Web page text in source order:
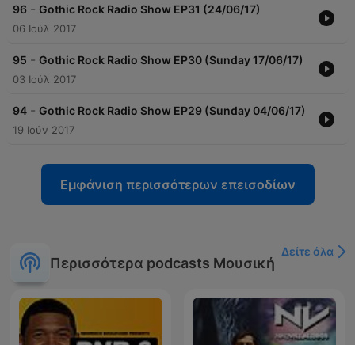
96 - Gothic Rock Radio Show EP31 (24/06/17)
06 Ιούλ 2017
95 - Gothic Rock Radio Show EP30 (Sunday 17/06/17)
03 Ιούλ 2017
94 - Gothic Rock Radio Show EP29 (Sunday 04/06/17)
19 Ιούν 2017
Εμφάνιση περισσότερων επεισοδίων
Περισσότερα podcasts Μουσική
Δείτε όλα